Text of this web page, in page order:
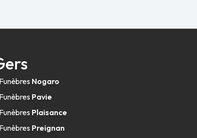
Nogaro
Pavie
Plaisance
Preignan